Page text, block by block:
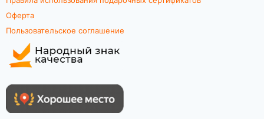
Оферта
Пользовательское соглашение